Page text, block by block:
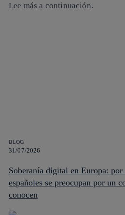
Lee más a continuación.
BLOG
31/07/2026
Soberanía digital en Europa: por
españoles se preocupan por un
conocen